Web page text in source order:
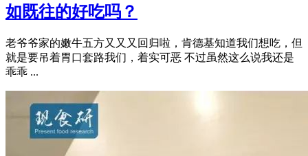
如既往的好吃吗？
老爷爷家的嫩牛五方又又又回归啦，肯德基知道我们想吃，但
就是要吊着胃口套路我们，着实可恶 不过虽然这么说我还是
乖乖 ...